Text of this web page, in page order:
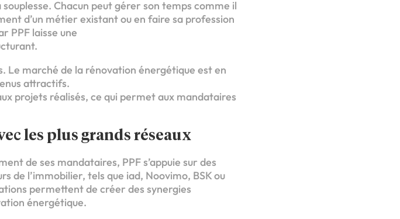
Chacun peut gérer son temps comme il
d’un métier existant ou en faire sa profession
PPF laisse une
Le marché de la rénovation énergétique est en
attractifs.
projets réalisés, ce qui permet aux mandataires
les plus grands réseaux
de ses mandataires, PPF s’appuie sur des
de l’immobilier, tels que iad, Noovimo, BSK ou
permettent de créer des synergies
énergétique.